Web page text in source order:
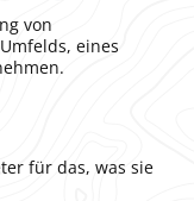
von
eines
für das, was sie